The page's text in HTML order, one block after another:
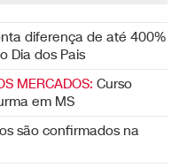
diferença de até 400%
Dia dos Pais
MERCADOS: Curso
em MS
são confirmados na